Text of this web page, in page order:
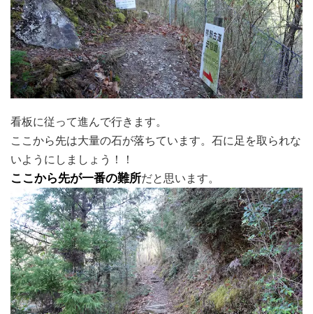
看板に従って進んで行きます。
ここから先は大量の石が落ちています。石に足を取られな
いようにしましょう！！
ここから先が一番の難所だと思います。